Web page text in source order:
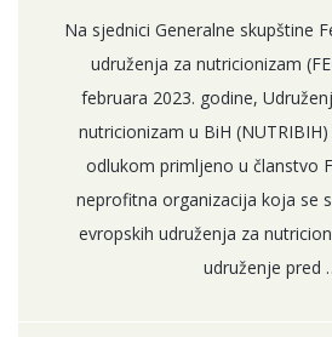
Na sjednici Generalne skupštine
udruženja za nutricionizam
februara 2023. godine,
nutricionizam u BiH
odlukom primljeno u članstvo
neprofitna organizacija koja se
evropskih udruženja za
udruženje pred